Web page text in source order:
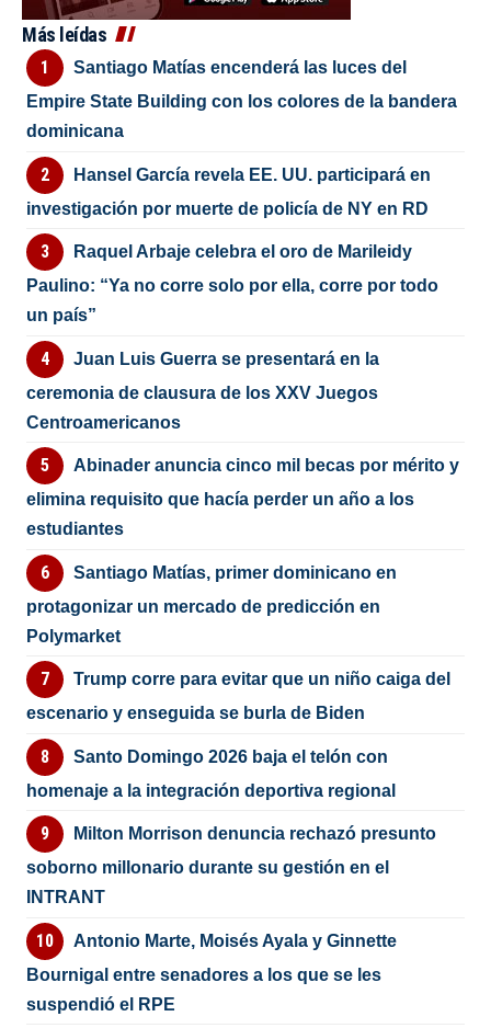
Más leídas
Santiago Matías encenderá las luces del
Empire State Building con los colores de la bandera
dominicana
Hansel García revela EE. UU. participará en
investigación por muerte de policía de NY en RD
Raquel Arbaje celebra el oro de Marileidy
Paulino: “Ya no corre solo por ella, corre por todo
un país”
Juan Luis Guerra se presentará en la
ceremonia de clausura de los XXV Juegos
Centroamericanos
Abinader anuncia cinco mil becas por mérito y
elimina requisito que hacía perder un año a los
estudiantes
Santiago Matías, primer dominicano en
protagonizar un mercado de predicción en
Polymarket
Trump corre para evitar que un niño caiga del
escenario y enseguida se burla de Biden
Santo Domingo 2026 baja el telón con
homenaje a la integración deportiva regional
Milton Morrison denuncia rechazó presunto
soborno millonario durante su gestión en el
INTRANT
Antonio Marte, Moisés Ayala y Ginnette
Bournigal entre senadores a los que se les
suspendió el RPE